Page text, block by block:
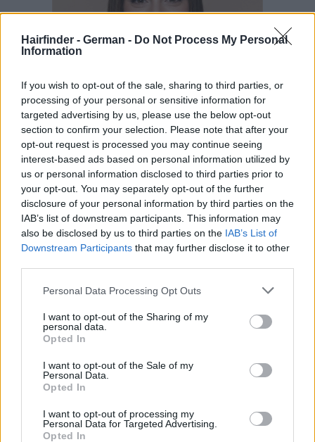
Hairfinder - German - Do Not Process My Personal
Information
If you wish to opt-out of the sale, sharing to third parties, or
processing of your personal or sensitive information for
targeted advertising by us, please use the below opt-out
section to confirm your selection. Please note that after your
opt-out request is processed you may continue seeing
interest-based ads based on personal information utilized by
us or personal information disclosed to third parties prior to
your opt-out. You may separately opt-out of the further
disclosure of your personal information by third parties on the
IAB’s list of downstream participants. This information may
also be disclosed by us to third parties on the IAB’s List of
Downstream Participants that may further disclose it to other
Personal Data Processing Opt Outs
I want to opt-out of the Sharing of my
personal data.
Opted In
I want to opt-out of the Sale of my
Personal Data.
Opted In
I want to opt-out of processing my
Personal Data for Targeted Advertising.
Opted In